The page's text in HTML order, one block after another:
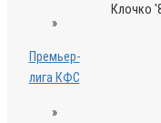
»
Премьер-
лига КФС
»
Клочко